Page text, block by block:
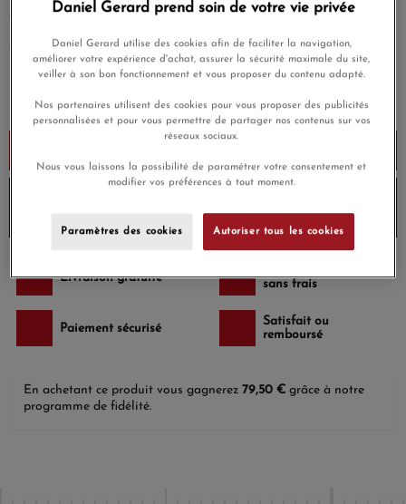
alliée au quotidien.
EN SAVOIR PLUS
Payez seulement 265 € aujourd'hui
Envoi sous 8 à 10 jours
Livraison gratuite
sans frais
Paiement sécurisé
Satisfait ou
remboursé
En achetant ce produit vous gagnerez 79,50 € grâce à notre
programme de fidélité.
Daniel Gerard prend soin de votre vie privée
Daniel Gerard utilise des cookies afin de faciliter la navigation,
améliorer votre expérience d'achat, assurer la sécurité maximale du site,
veiller à son bon fonctionnement et vous proposer du contenu adapté.
Nos partenaires utilisent des cookies pour vous proposer des publicités
personnalisées et pour vous permettre de partager nos contenus sur vos
réseaux sociaux.
Nous vous laissons la possibilité de paramétrer votre consentement et
modifier vos préférences à tout moment.
Paramètres des cookies Autoriser tous les cookies